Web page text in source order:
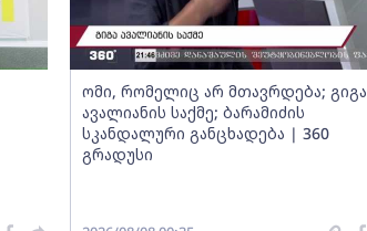
ომი, რომელიც არ მთავრდება; გიგა
ავალიანის საქმე; ბარამიძის
სკანდალური განცხადება | 360
გრადუსი